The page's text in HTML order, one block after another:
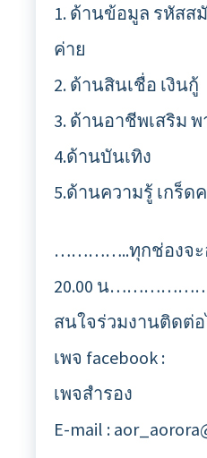
1. ด้านข้อมูล รหัสส
ค่าย
2. ด้านสินเชื่อ เงินกู้
3. ด้านอาชีพเสริม พ
4.ด้านบันเทิง
5.ด้านความรู้ เกร็ด
…………..ทุกช่องจะ
20.00 น
สนใจร่วมงานติดต่
เพจ facebook :
เพจสำรอง
E-mail :